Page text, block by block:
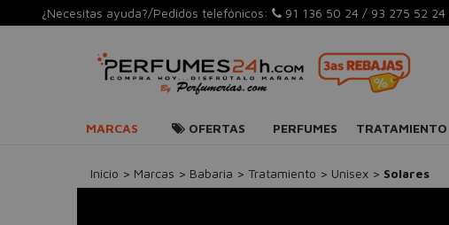
¿Necesitas ayuda?/Pedidos telefónicos: 91 136 50 24 / 93 275 52 24
MARCAS OFERTAS PERFUMES TRATAMIENTO
Inicio > Marcas > Babaria > Tratamiento > Unisex > Solares